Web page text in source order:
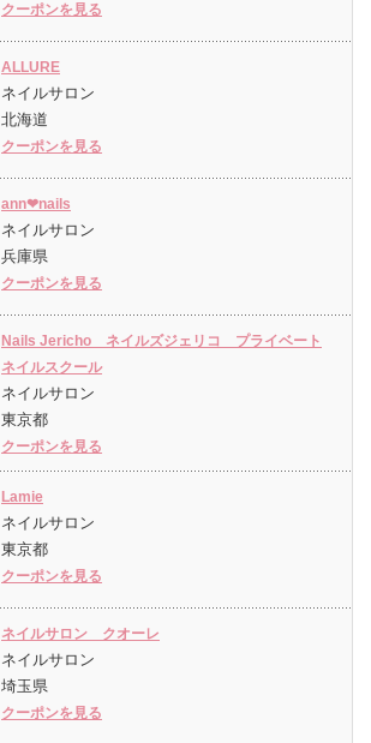
クーポンを見る
ALLURE
ネイルサロン
北海道
クーポンを見る
ann❤︎nails
ネイルサロン
兵庫県
クーポンを見る
Nails Jericho ネイルズジェリコ プライベート
ネイルスクール
ネイルサロン
東京都
クーポンを見る
Lamie
ネイルサロン
東京都
クーポンを見る
ネイルサロン クオーレ
ネイルサロン
埼玉県
クーポンを見る